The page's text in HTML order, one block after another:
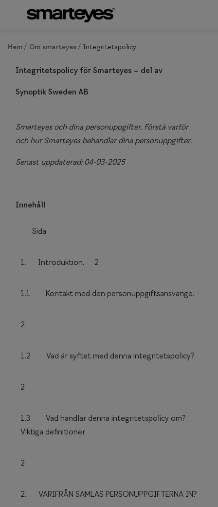
Hoppa till
innehållet
Om synundersökning
Ögonhälsokontroll
Syntest för körkort
Efva
Trender
Hem Om smarteyes Integritetspolicy
Integritetspolicy för Smarteyes – del av
Synoptik Sweden AB
Smarteyes och dina personuppgifter. Förstå varför
och hur Smarteyes behandlar dina personuppgifter.
Senast uppdaterad: 04-03-2025
Innehåll
Sida
1. Introduktion. 2
1.1 Kontakt med den personuppgiftsansvarige.
2
1.2 Vad är syftet med denna integritetspolicy?
2
1.3 Vad handlar denna integritetspolicy om?
Viktiga definitioner
2
2. VARIFRÅN SAMLAS PERSONUPPGIFTERNA IN?